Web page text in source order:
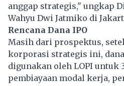
anggap strategis," ungkap
Wahyu Dwi Jatmiko di
Rencana Dana IPO
Masih dari prospektus,
korporasi strategis ini,
digunakan oleh LOPI untuk
pembiayaan modal kerja,